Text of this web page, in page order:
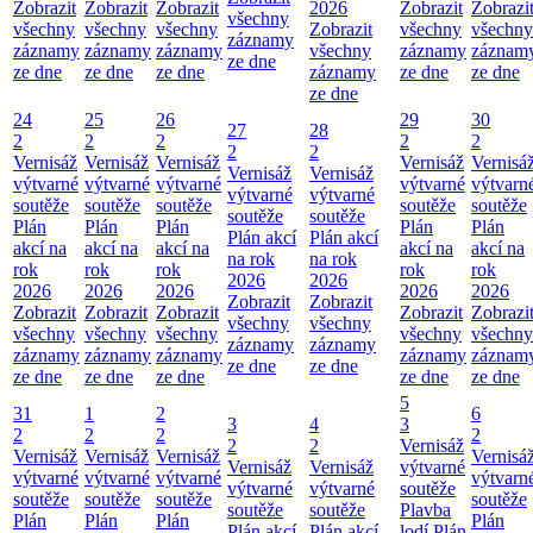
Zobrazit
všechny
záznamy
ze dne
Zobrazit
všechny
záznamy
ze dne
Zobrazit
všechny
záznamy
ze dne
všechny
záznamy
ze dne
2026
Zobrazit
všechny
záznamy
ze dne
Zobrazit
všechny
záznamy
ze dne
Zobrazit
všechny
ze dne
24
2
Vernisáž
výtvarné
soutěže
Plán
akcí na
rok
2026
Zobrazit
všechny
záznamy
ze dne
25
2
Vernisáž
výtvarné
soutěže
Plán
akcí na
rok
2026
Zobrazit
všechny
záznamy
ze dne
26
2
Vernisáž
výtvarné
soutěže
Plán
akcí na
rok
2026
Zobrazit
všechny
záznamy
ze dne
27
2
Vernisáž
výtvarné
soutěže
Plán akcí
na rok
2026
Zobrazit
všechny
záznamy
ze dne
28
2
Vernisáž
výtvarné
soutěže
Plán akcí
na rok
2026
Zobrazit
všechny
záznamy
ze dne
29
2
Vernisáž
výtvarné
soutěže
Plán
akcí na
rok
2026
Zobrazit
všechny
záznamy
ze dne
30
2
soutěže
Plán
akcí na
rok
2026
Zobrazit
všechny
ze dne
31
2
Vernisáž
výtvarné
soutěže
Plán
1
2
Vernisáž
výtvarné
soutěže
Plán
2
2
Vernisáž
výtvarné
soutěže
Plán
3
2
Vernisáž
výtvarné
soutěže
4
2
Vernisáž
výtvarné
soutěže
5
3
Vernisáž
výtvarné
soutěže
Plavba
6
2
soutěže
Plán